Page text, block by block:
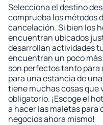
Selecciona el destino
comprueba los métodos
cancelación. Si bien los
encuentran ubicados
desarrollan actividades
encuentran un poco
son perfectos tanto para
para una estancia de
tiene muchas cosas que
obligatorio. ¡Escoge el
a hacer las maletas para
negocios ahora mismo!